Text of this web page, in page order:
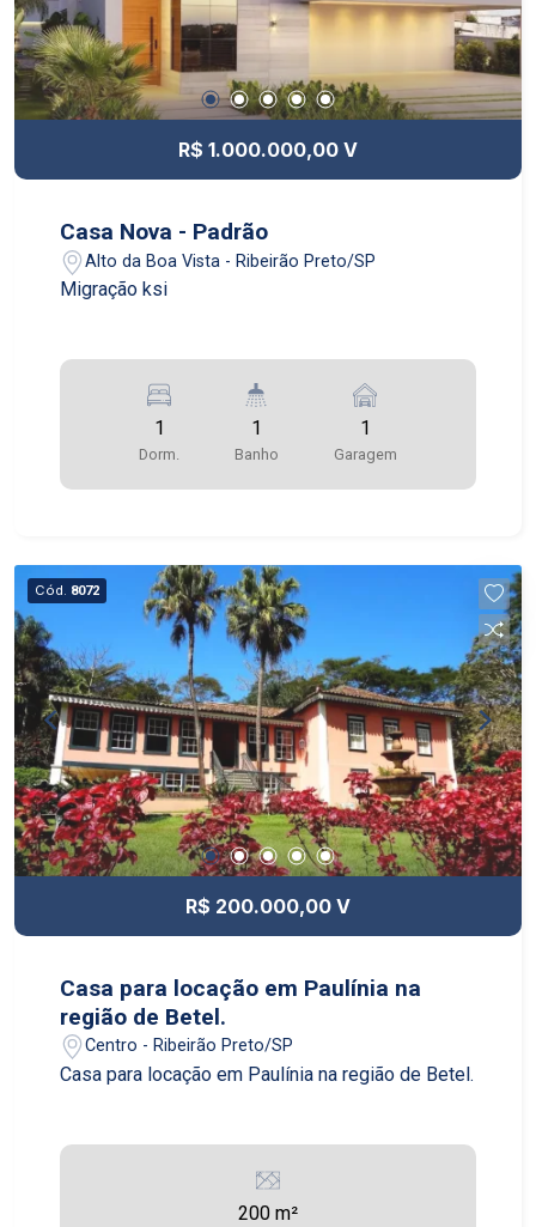
R$ 1.000.000,00 V
Casa Nova - Padrão
Alto da Boa Vista - Ribeirão Preto/SP
Migração ksi
1
Dorm.
1
Banho
1
Garagem
Cód. 8072
R$ 200.000,00 V
Casa para locação em Paulínia na
região de Betel.
Centro - Ribeirão Preto/SP
Casa para locação em Paulínia na região de Betel.
200 m²